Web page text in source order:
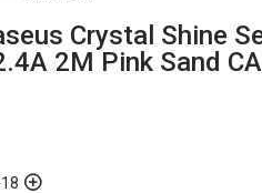
Crystal Shine
2M Pink Sand